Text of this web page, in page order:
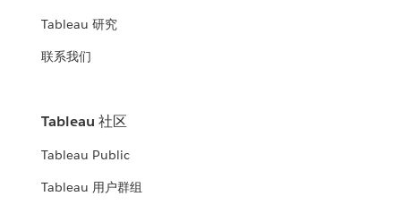
Tableau 研究
联系我们
Tableau 社区
Tableau Public
Tableau 用户群组